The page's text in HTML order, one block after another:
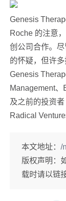
Genesis
Roche 的注意
创公司合作。
的怀疑，但许多
Genesis
Management
及之前的投资
Radical
本文地址： /
版权声明：
载时请以链